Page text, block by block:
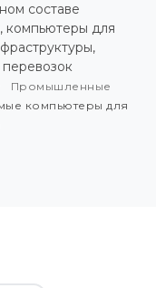
составе
компьютеры для
перевозок
Промышленные
компьютеры для